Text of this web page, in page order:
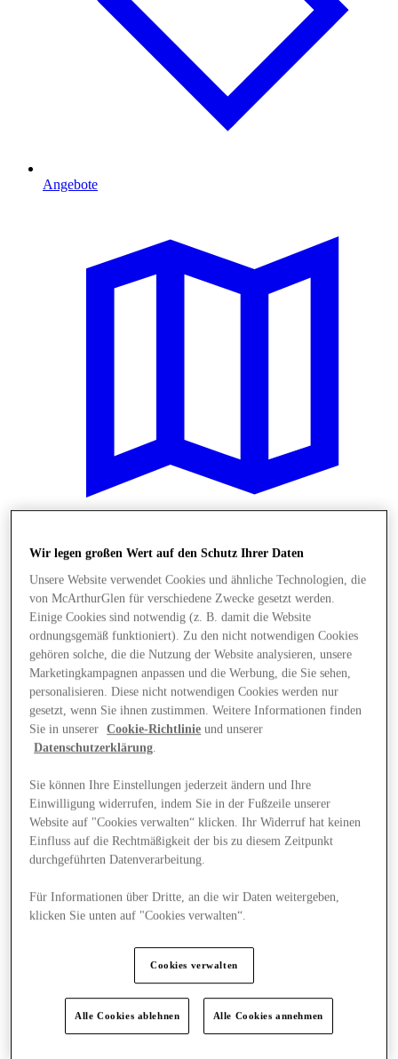
Angebote
Plane Deinen Besuch
Events
Wir legen großen Wert auf den Schutz Ihrer Daten
Unsere Website verwendet Cookies und ähnliche Technologien, die
von McArthurGlen für verschiedene Zwecke gesetzt werden.
Einige Cookies sind notwendig (z. B. damit die Website
ordnungsgemäß funktioniert). Zu den nicht notwendigen Cookies
gehören solche, die die Nutzung der Website analysieren, unsere
Marketingkampagnen anpassen und die Werbung, die Sie sehen,
personalisieren. Diese nicht notwendigen Cookies werden nur
gesetzt, wenn Sie ihnen zustimmen. Weitere Informationen finden
Sie in unserer
Cookie-Richtlinie und unserer
Datenschutzerklärung.
Sie können Ihre Einstellungen jederzeit ändern und Ihre
Einwilligung widerrufen, indem Sie in der Fußzeile unserer
Website auf "Cookies verwalten“ klicken. Ihr Widerruf hat keinen
Einfluss auf die Rechtmäßigkeit der bis zu diesem Zeitpunkt
durchgeführten Datenverarbeitung.
Für Informationen über Dritte, an die wir Daten weitergeben,
klicken Sie unten auf "Cookies verwalten“.
Cookies verwalten
Alle Cookies ablehnen Alle Cookies annehmen